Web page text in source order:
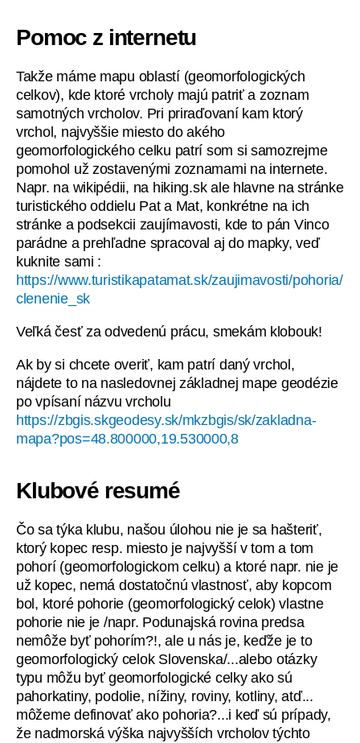
Pomoc z internetu
Takže máme mapu oblastí (geomorfologických
celkov), kde ktoré vrcholy majú patriť a zoznam
samotných vrcholov. Pri priraďovaní kam ktorý
vrchol, najvyššie miesto do akého
geomorfologického celku patrí som si samozrejme
pomohol už zostavenými zoznamami na internete.
Napr. na wikipédii, na hiking.sk ale hlavne na stránke
turistického oddielu Pat a Mat, konkrétne na ich
stránke a podsekcii zaujímavosti, kde to pán Vinco
parádne a prehľadne spracoval aj do mapky, veď
kuknite sami :
https://www.turistikapatamat.sk/zaujimavosti/pohoria/
clenenie_sk
Veľká česť za odvedenú prácu, smekám klobouk!
Ak by si chcete overiť, kam patrí daný vrchol,
nájdete to na nasledovnej základnej mape geodézie
po vpísaní názvu vrcholu
https://zbgis.skgeodesy.sk/mkzbgis/sk/zakladna-
mapa?pos=48.800000,19.530000,8
Klubové resumé
Čo sa týka klubu, našou úlohou nie je sa hašteriť,
ktorý kopec resp. miesto je najvyšší v tom a tom
pohorí (geomorfologickom celku) a ktoré napr. nie je
už kopec, nemá dostatočnú vlastnosť, aby kopcom
bol, ktoré pohorie (geomorfologický celok) vlastne
pohorie nie je /napr. Podunajská rovina predsa
nemôže byť pohorím?!, ale u nás je, keďže je to
geomorfologický celok Slovenska/...alebo otázky
typu môžu byť geomorfologické celky ako sú
pahorkatiny, podolie, nížiny, roviny, kotliny, atď...
môžeme definovať ako pohoria?...i keď sú prípady,
že nadmorská výška najvyšších vrcholov týchto